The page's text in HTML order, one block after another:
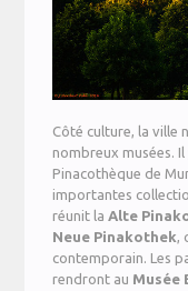
Côté culture, la ville
nombreux musées.
Pinacothèque de
importantes
réunit laAlte
Neue Pinakothek,
contemporain. Les
rendront au Musée